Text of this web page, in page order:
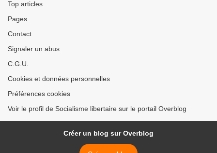
Top articles
Pages
Contact
Signaler un abus
C.G.U.
Cookies et données personnelles
Préférences cookies
Voir le profil de Socialisme libertaire sur le portail Overblog
Créer un blog sur Overblog